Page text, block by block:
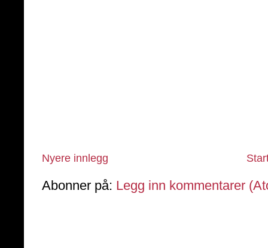
Nyere innlegg
Abonner på: Legg inn kommentarer